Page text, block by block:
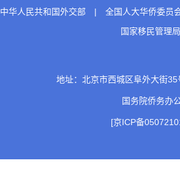
中华人民共和国外交部 |
全国人大华侨委员
国家移民管理局
地址：北京市西城区阜外大街
国务院侨务
[京ICP备